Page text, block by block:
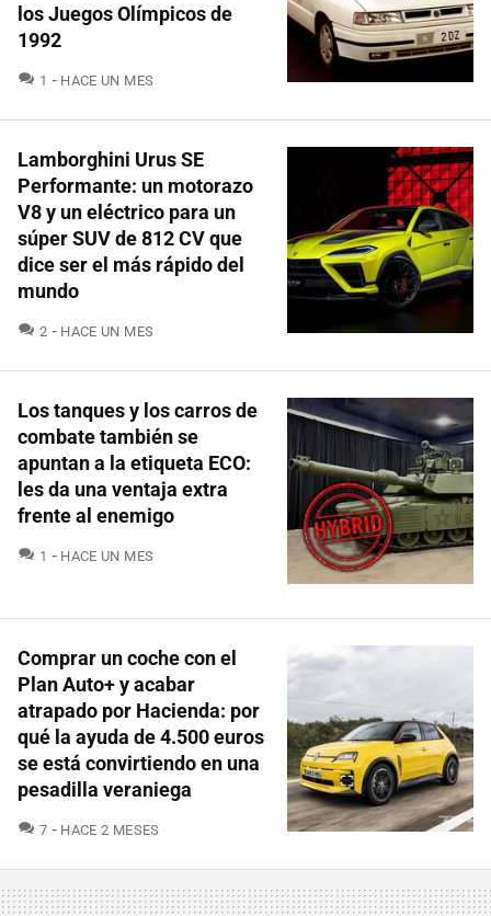
los Juegos Olímpicos de
1992
1 COMENTARIOS
HACE UN MES
Lamborghini Urus SE
Performante: un motorazo
V8 y un eléctrico para un
súper SUV de 812 CV que
dice ser el más rápido del
mundo
2 COMENTARIOS
HACE UN MES
Los tanques y los carros de
combate también se
apuntan a la etiqueta ECO:
les da una ventaja extra
frente al enemigo
1 COMENTARIOS
HACE UN MES
Comprar un coche con el
Plan Auto+ y acabar
atrapado por Hacienda: por
qué la ayuda de 4.500 euros
se está convirtiendo en una
pesadilla veraniega
7 COMENTARIOS
HACE 2 MESES